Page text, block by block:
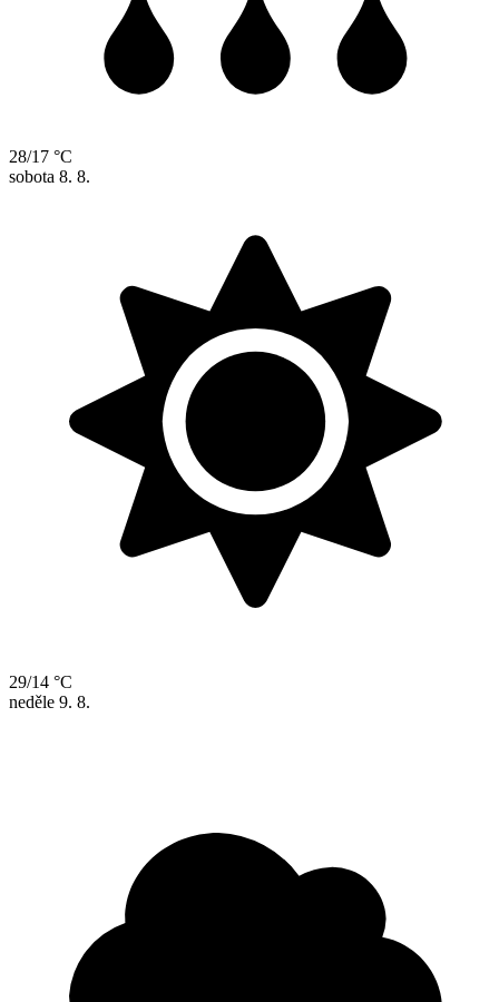
28/17 °C
sobota 8. 8.
29/14 °C
neděle 9. 8.